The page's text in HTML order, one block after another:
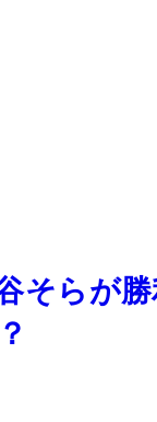
そらが